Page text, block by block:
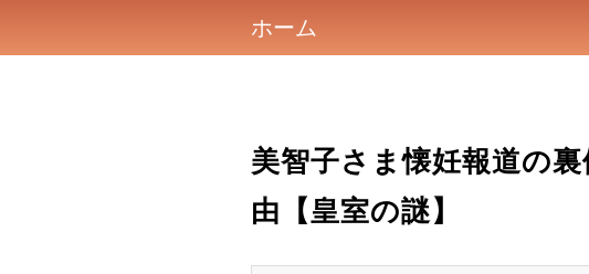
ホーム
美智子さま懐妊報道の
由【皇室の謎】